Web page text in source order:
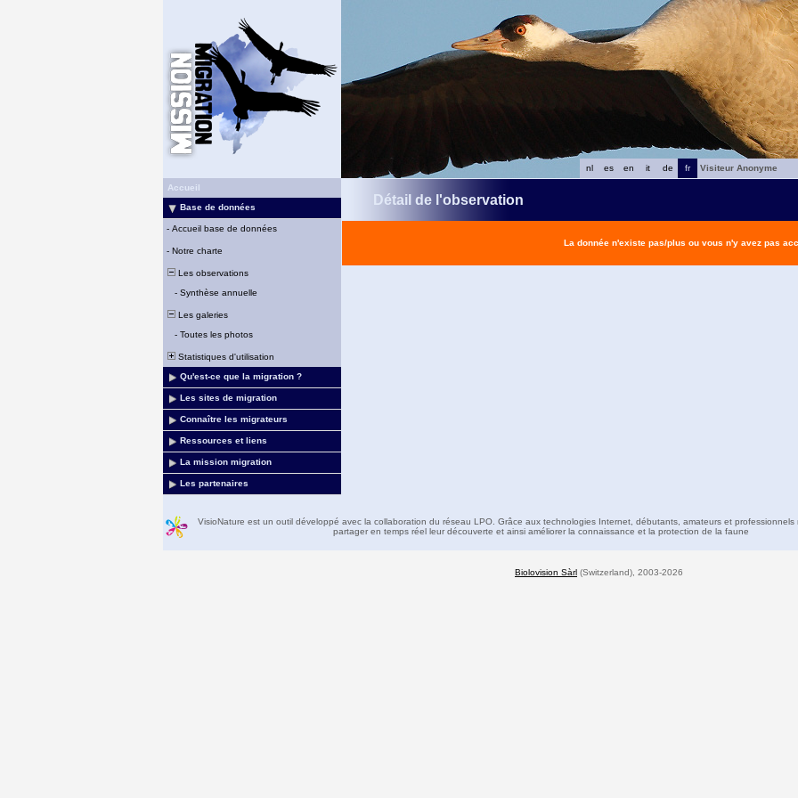
fr
de
it
en
es
nl
Visiteur Anonyme
Accueil
Base de données
- Accueil base de données
- Notre charte
Les observations
- Synthèse annuelle
Les galeries
- Toutes les photos
Statistiques d'utilisation
Qu'est-ce que la migration ?
Les sites de migration
Connaître les migrateurs
Ressources et liens
La mission migration
Les partenaires
Détail de l'observation
La donnée n'existe pas/plus ou vous n'y avez pas
VisioNature est un outil développé avec la collaboration du réseau LPO. Grâce aux technologies Internet, débutants, amateurs et professionnels
partager en temps réel leur découverte et ainsi améliorer la connaissance et la protection de la faune
Biolovision Sàrl (Switzerland), 2003-2026